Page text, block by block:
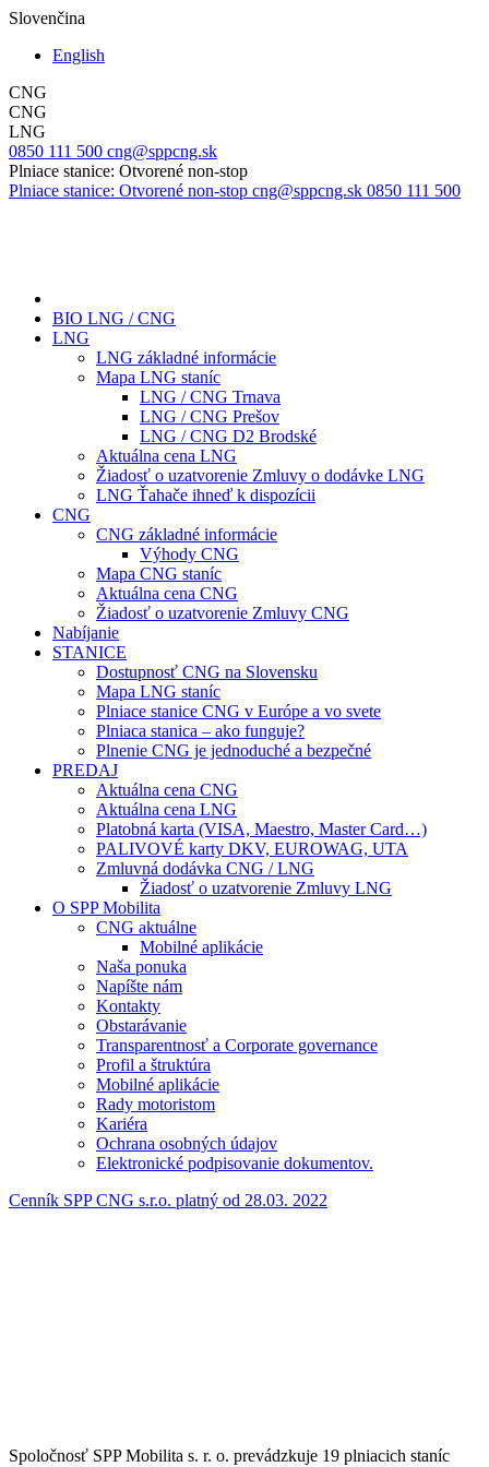
Slovenčina
English
CNG
CNG
LNG
0850 111 500 cng@sppcng.sk
Plniace stanice: Otvorené non-stop
Plniace stanice: Otvorené non-stop cng@sppcng.sk 0850 111 500
BIO LNG / CNG
LNG
LNG základné informácie
Mapa LNG staníc
LNG / CNG Trnava
LNG / CNG Prešov
LNG / CNG D2 Brodské
Aktuálna cena LNG
Žiadosť o uzatvorenie Zmluvy o dodávke LNG
LNG Ťahače ihneď k dispozícii
CNG
CNG základné informácie
Výhody CNG
Mapa CNG staníc
Aktuálna cena CNG
Žiadosť o uzatvorenie Zmluvy CNG
Nabíjanie
STANICE
Dostupnosť CNG na Slovensku
Mapa LNG staníc
Plniace stanice CNG v Európe a vo svete
Plniaca stanica – ako funguje?
Plnenie CNG je jednoduché a bezpečné
PREDAJ
Aktuálna cena CNG
Aktuálna cena LNG
Platobná karta (VISA, Maestro, Master Card…)
PALIVOVÉ karty DKV, EUROWAG, UTA
Zmluvná dodávka CNG / LNG
Žiadosť o uzatvorenie Zmluvy LNG
O SPP Mobilita
CNG aktuálne
Mobilné aplikácie
Naša ponuka
Napíšte nám
Kontakty
Obstarávanie
Transparentnosť a Corporate governance
Profil a štruktúra
Mobilné aplikácie
Rady motoristom
Kariéra
Ochrana osobných údajov
Elektronické podpisovanie dokumentov.
Cenník SPP CNG s.r.o. platný od 28.03. 2022
Spoločnosť SPP Mobilita s. r. o. prevádzkuje 19 plniacich staníc